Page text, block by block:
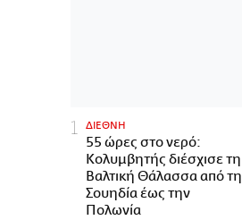
ΔΙΕΘΝΗ
55 ώρες στο νερό:
Κολυμβητής διέσχισε τη
Βαλτική Θάλασσα από τη
Σουηδία έως την
Πολωνία